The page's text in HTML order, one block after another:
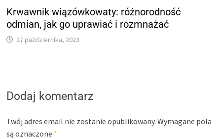
Krwawnik wiązówkowaty: różnorodność
odmian, jak go uprawiać i rozmnażać
27 października, 2023
Dodaj komentarz
Twój adres email nie zostanie opublikowany. Wymagane pola
są oznaczone *